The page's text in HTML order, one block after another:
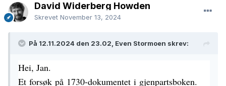
David Widerberg Howden
Skrevet November 13, 2024
På 12.11.2024 den 23.02, Even Stormoen skrev:
Hei, Jan.
Et forsøk på 1730-dokumentet i gjenpartsboken.